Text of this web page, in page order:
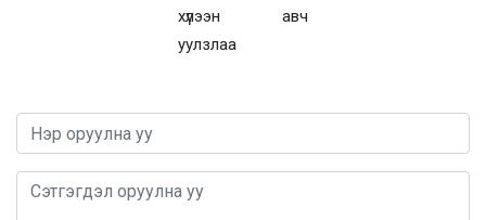
хүлээн авч
уулзлаа